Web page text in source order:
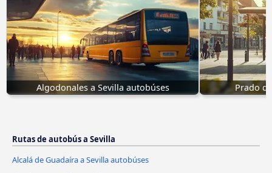
Algodonales a Sevilla autobúses Prado
Rutas de autobús a Sevilla
Alcalá de Guadaíra a Sevilla autobúses